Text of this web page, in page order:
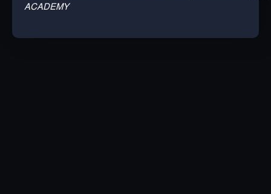
ACADEMY